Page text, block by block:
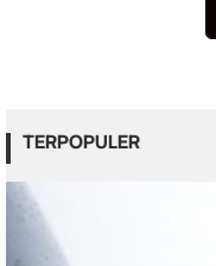
TERPOPULER